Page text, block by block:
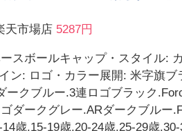
天市場店 5287円
ースボールキャップ・スタイル:
ン: ロゴ・カラー展開: 米字旗
ークブルー.3連ロゴブラック
ダークグレー.ARダークブル
歳.15-19歳.20-24歳.25-29歳